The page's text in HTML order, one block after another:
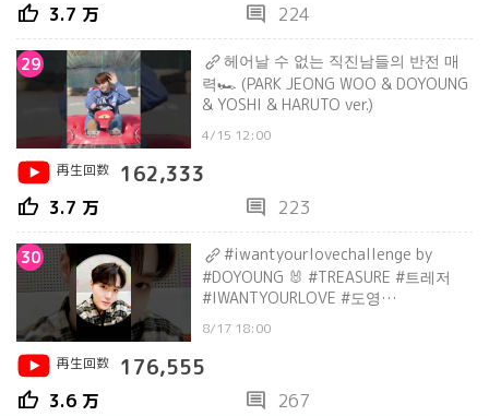
thumb_up 3.7 万 comment 224
29
헤어날 수 없는 직진남들의 반전 매
력🏎 (PARK JEONG WOO & DOYOUNG
& YOSHI & HARUTO ver.)
4/15 12:00
再生回数
162,333
thumb_up 3.7 万 comment 223
30
#iwantyourlovechallenge by
#DOYOUNG 🐰 #TREASURE #트레저
#IWANTYOURLOVE #도영
8/17 18:00
再生回数
176,555
thumb_up 3.6 万 comment 267